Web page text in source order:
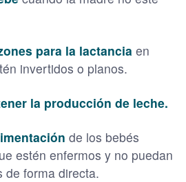
para la lactancia en
invertidos o planos.
la producción de leche.
de los bebés
estén enfermos y no puedan
de forma directa.